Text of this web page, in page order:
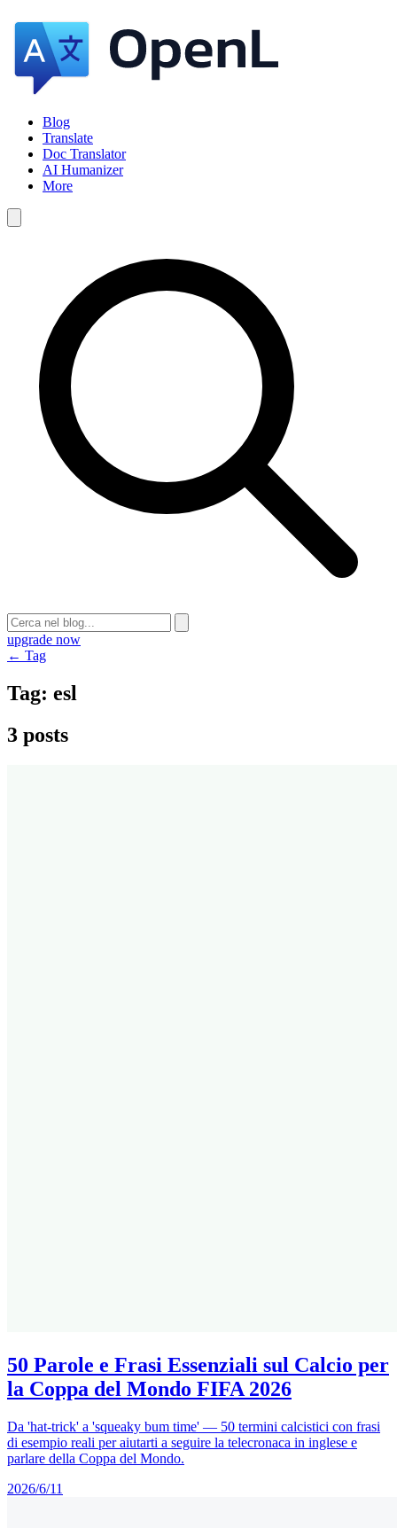
Blog
Translate
Doc Translator
AI Humanizer
More
upgrade now
← Tag
Tag: esl
3 posts
50 Parole e Frasi Essenziali sul Calcio per
la Coppa del Mondo FIFA 2026
Da 'hat-trick' a 'squeaky bum time' — 50 termini calcistici con frasi
di esempio reali per aiutarti a seguire la telecronaca in inglese e
parlare della Coppa del Mondo.
2026/6/11